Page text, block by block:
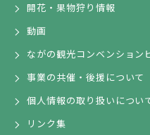
開花・果物狩り情報
動画
ながの観光コンベンション
事業の共催・後援について
個人情報の取り扱いについ
リンク集